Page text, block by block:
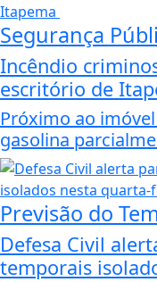
Segurança
Incêndio
escritório de
Próximo ao
gasolina
Previsão do
Defesa Civil
temporais